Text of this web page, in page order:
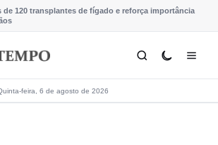
de 120 transplantes de fígado e reforça importância
feira, 6 de agosto de 2026